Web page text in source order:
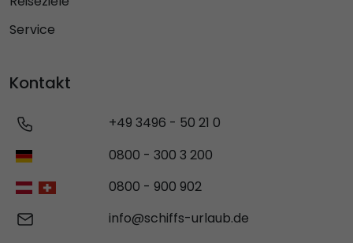
Service
Kontakt
+49 3496 - 50 21 0
0800 - 300 3 200
0800 - 900 902
info@schiffs-urlaub.de